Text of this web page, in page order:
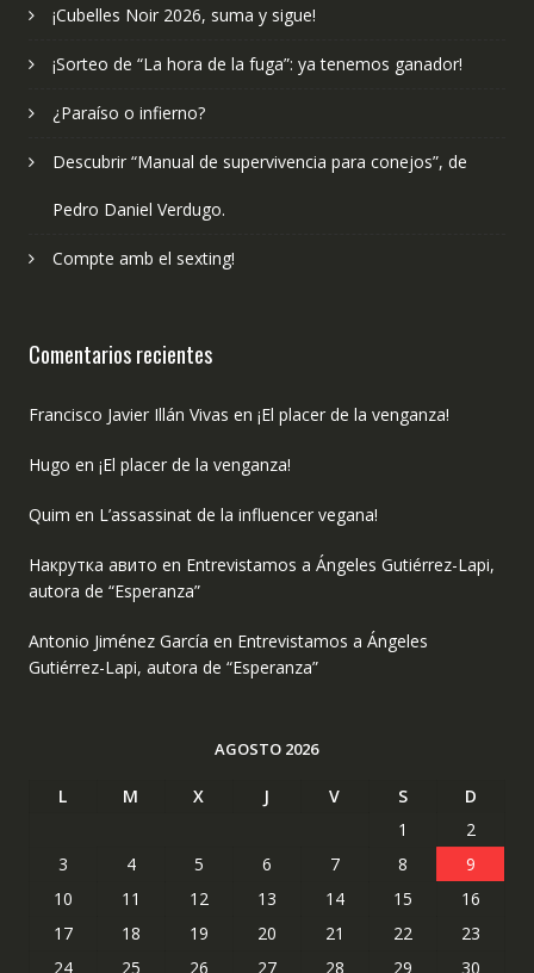
¡Cubelles Noir 2026, suma y sigue!
¡Sorteo de “La hora de la fuga”: ya tenemos ganador!
¿Paraíso o infierno?
Descubrir “Manual de supervivencia para conejos”, de
Pedro Daniel Verdugo.
Compte amb el sexting!
Comentarios recientes
Francisco Javier Illán Vivas en ¡El placer de la venganza!
Hugo en ¡El placer de la venganza!
Quim en L’assassinat de la influencer vegana!
Накрутка авито en Entrevistamos a Ángeles Gutiérrez-Lapi,
autora de “Esperanza”
Antonio Jiménez García en Entrevistamos a Ángeles
Gutiérrez-Lapi, autora de “Esperanza”
AGOSTO 2026
L M X J V S
D
1
2
3
4 5 6 7 8
9
10
11 12 13 14 15
16
17
18 19 20 21 22
23
24
25 26 27 28 29 30